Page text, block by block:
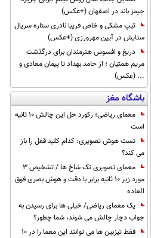
جیمز باند در اصفهان (+عکس)
تیپ مشکی و خاص فریبا نادری ستاره سریال
ستایش در آیین مهرورزی (+عکس)
دریغ و افسوس هنرمندان برای درگذشت
مریم همتیان ؛ از حامد بهداد تا پیمان معادی و
... (عکس)
باشگاه مغز
معمای ریاضی؛ رکورد حل این چالش 10 ثانیه
است
تست هوش تصویری: کدام کلید قفل را باز
می کند؟
معمای تصویری تک شاخ ها / تشخیص 3
مورد زیر 10 ثانیه برابر با دقت و هوش بصری فوق
العاده
یک معمای ریاضی/ خیلی ها برای رسیدن به
جواب دچار چالش می شوند، شما چطور؟
فقط تیزبین ها می توانند این معما را در 10